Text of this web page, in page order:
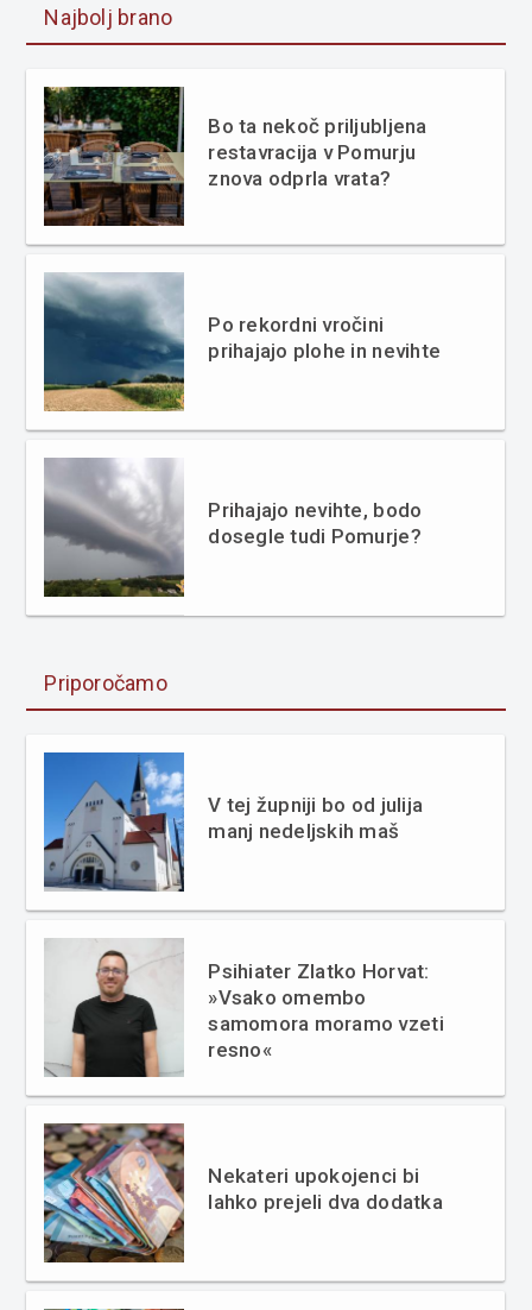
Najbolj brano
Bo ta nekoč priljubljena
restavracija v Pomurju
znova odprla vrata?
Po rekordni vročini
prihajajo plohe in nevihte
Prihajajo nevihte, bodo
dosegle tudi Pomurje?
Priporočamo
V tej župniji bo od julija
manj nedeljskih maš
Psihiater Zlatko Horvat:
»Vsako omembo
samomora moramo vzeti
resno«
Nekateri upokojenci bi
lahko prejeli dva dodatka